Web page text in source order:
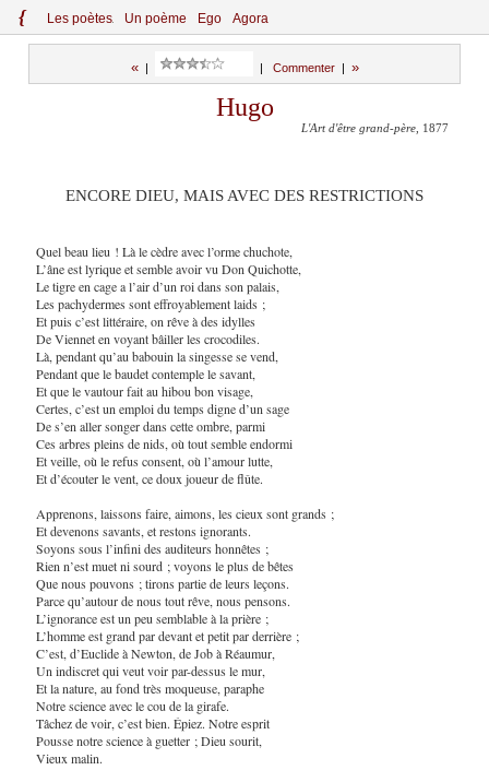
{ Les poètes Un poème Ego Agora
«| Commenter| »
Hugo
L'Art d'être grand-père , 1877
ENCORE DIEU, MAIS AVEC DES RESTRICTIONS
Quel beau lieu ! Là le cèdre avec l’orme chuchote,
L’âne est lyrique et semble avoir vu Don Quichotte,
Le tigre en cage a l’air d’un roi dans son palais,
Les pachydermes sont effroyablement laids ;
Et puis c’est littéraire, on rêve à des idylles
De Viennet en voyant bâiller les crocodiles.
Là, pendant qu’au babouin la singesse se vend,
Pendant que le baudet contemple le savant,
Et que le vautour fait au hibou bon visage,
Certes, c’est un emploi du temps digne d’un sage
De s’en aller songer dans cette ombre, parmi
Ces arbres pleins de nids, où tout semble endormi
Et veille, où le refus consent, où l’amour lutte,
Et d’écouter le vent, ce doux joueur de flûte.
Apprenons, laissons faire, aimons, les cieux sont grands ;
Et devenons savants, et restons ignorants.
Soyons sous l’infini des auditeurs honnêtes ;
Rien n’est muet ni sourd ; voyons le plus de bêtes
Que nous pouvons ; tirons partie de leurs leçons.
Parce qu’autour de nous tout rêve, nous pensons.
L’ignorance est un peu semblable à la prière ;
L’homme est grand par devant et petit par derrière ;
C’est, d’Euclide à Newton, de Job à Réaumur,
Un indiscret qui veut voir par-dessus le mur,
Et la nature, au fond très moqueuse, paraphe
Notre science avec le cou de la girafe.
Tâchez de voir, c’est bien. Épiez. Notre esprit
Pousse notre science à guetter ; Dieu sourit,
Vieux malin.